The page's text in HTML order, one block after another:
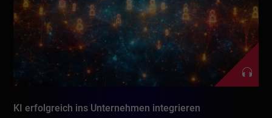
KI erfolgreich ins Unternehmen integrieren